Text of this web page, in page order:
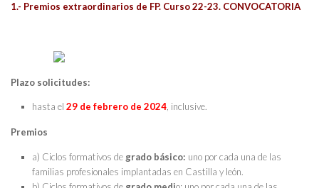
1.- Premios extraordinarios de FP. Curso 22-23. CONVOCATORIA
Plazo solicitudes:
hasta el 29 de febrero de 2024, inclusive.
Premios
a) Ciclos formativos de grado básico: uno por cada una de las
familias profesionales implantadas en Castilla y león.